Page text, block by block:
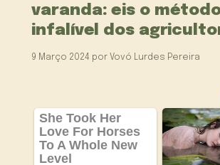
varanda: eis o
infalível dos
9 Março 2024 por Vovó Lurdes Pereira